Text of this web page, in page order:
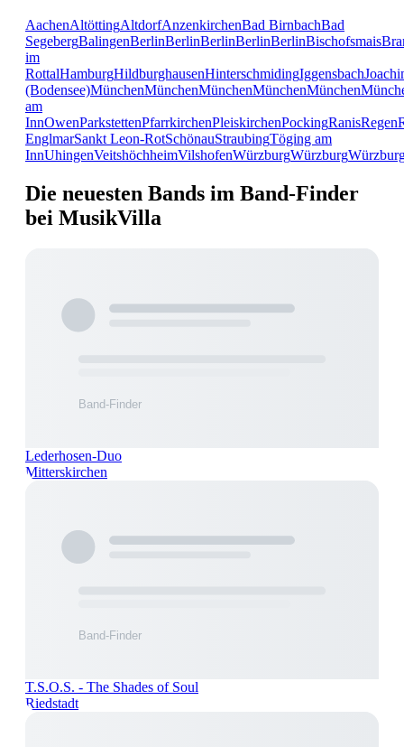
AachenAltöttingAltdorfAnzenkirchenBad BirnbachBad
SegebergBalingenBerlinBerlinBerlinBerlinBerlinBischofsmais
im
RottalHamburgHildburghausenHinterschmidingIggensbach
(Bodensee)MünchenMünchenMünchenMünchenMünchen
am
InnOwenParkstettenPfarrkirchenPleiskirchenPockingRanisRegen
EnglmarSankt Leon-RotSchönauStraubingTöging am
InnUhingenVeitshöchheimVilshofenWürzburgWürzburg
Die neuesten Bands im Band-Finder
bei MusikVilla
Lederhosen-Duo
Mitterskirchen
T.S.O.S. - The Shades of Soul
Riedstadt